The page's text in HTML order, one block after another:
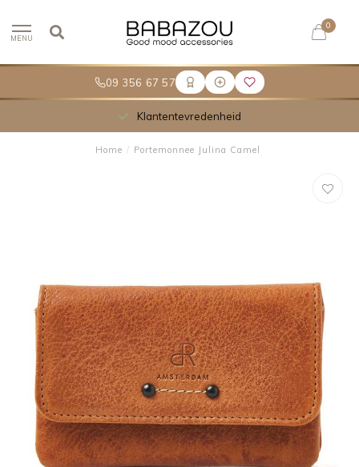
09 356 67 57
MENU
0
Klantentevredenheid
Home / Portemonnee Julina Camel